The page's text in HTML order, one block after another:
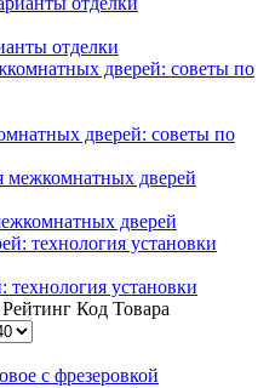
отделки
дверей: советы по
дверей
установки
Рейтинг Код Товара